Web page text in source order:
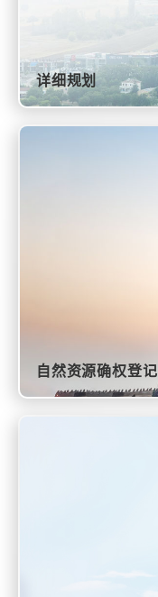
详细规划
自然资源确权登记